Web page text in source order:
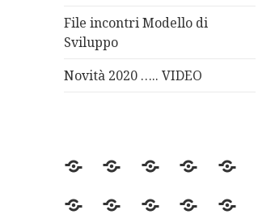
File incontri Modello di
Sviluppo
Novità 2020 ….. VIDEO
Ontologiametafisicateologiareligionepolitica
economiaArchivioAnchefelix
Videoteca